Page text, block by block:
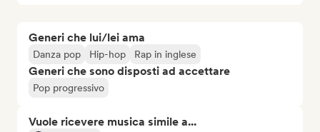
Generi che lui/lei ama
Danza pop Hip-hop Rap in inglese
Generi che sono disposti ad accettare
Pop progressivo
Vuole ricevere musica simile a...